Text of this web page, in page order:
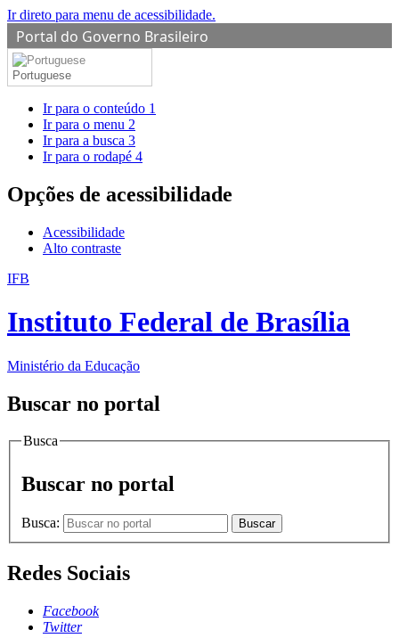
Ir direto para menu de acessibilidade.
Portal do Governo Brasileiro
Portuguese
Ir para o conteúdo 1
Ir para o menu 2
Ir para a busca 3
Ir para o rodapé 4
Opções de acessibilidade
Acessibilidade
Alto contraste
IFB
Instituto Federal de Brasília
Ministério da Educação
Buscar no portal
Busca
Buscar no portal
Busca: Buscar
Redes Sociais
Facebook
Twitter